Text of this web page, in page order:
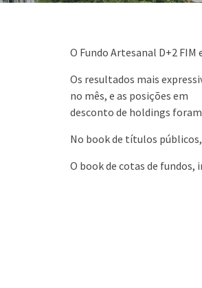
O Fundo Artesanal D+2
Os resultados mais
no mês, e as posições em
desconto de holdings
No book de títulos
O book de cotas de